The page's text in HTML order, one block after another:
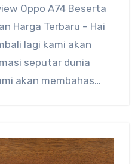
Oppo A74 Beserta
Harga Terbaru – Hai
lagi kami akan
seputar dunia
akan membahas